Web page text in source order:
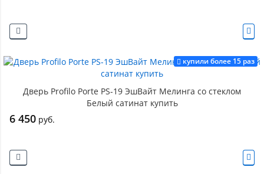
купили более 15 раз
Дверь Profilo Porte PS-19 ЭшВайт Мелинга со стеклом
Белый сатинат купить
6 450 руб.